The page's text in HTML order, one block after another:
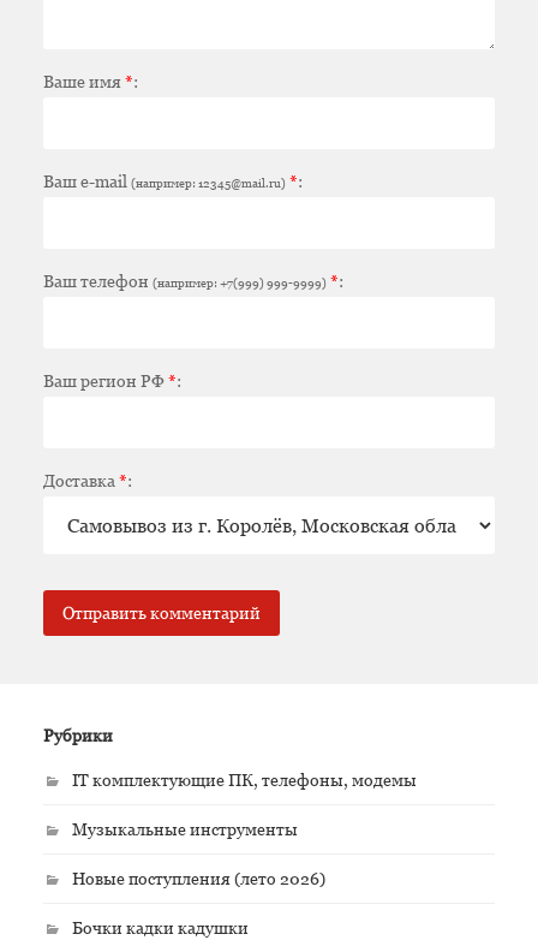
Ваше имя*:
Ваш e-mail (например: 12345@mail.ru) *:
Ваш телефон (например: +7(999) 999-9999) *:
Ваш регион РФ*:
Доставка *:
Рубрики
IT комплектующие ПК, телефоны, модемы
Музыкальные инструменты
Новые поступления (лето 2026)
Бочки кадки кадушки